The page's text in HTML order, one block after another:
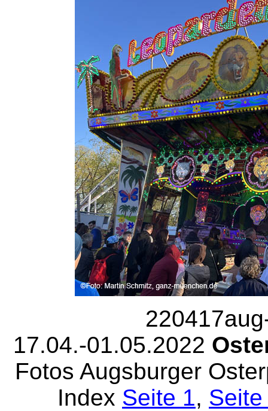
17.04.-01.05.2022
Fotos Augsburger
Index Seite 1, Seite